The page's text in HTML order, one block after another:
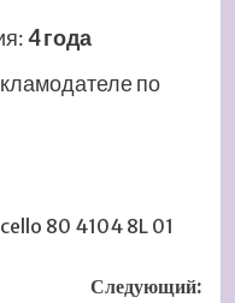
:4 года
по
80 4104 8L 01
Следующий: